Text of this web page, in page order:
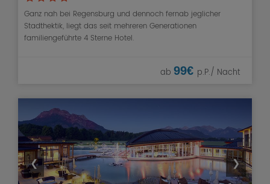
Ganz nah bei Regensburg und dennoch fernab jeglicher
Stadthektik, liegt das seit mehreren Generationen
familiengeführte 4 Sterne Hotel.
ab 99€ p.P./ Nacht
❮ ❯